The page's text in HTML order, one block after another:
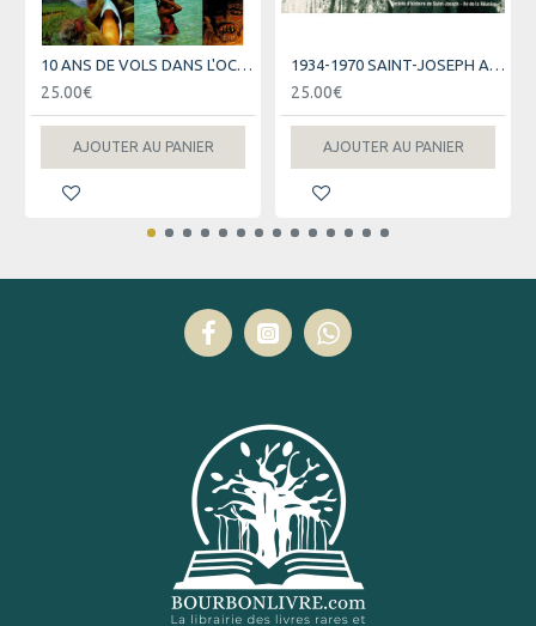
10 ANS DE VOLS DANS L'OCEAN INDIEN - AIR AUSTRAL
25.00€
AJOUTER AU PANIER
1934-1970 SAINT-JOSEPH AU FIL DES JOURS
25.00€
AJOUTER AU PANIER